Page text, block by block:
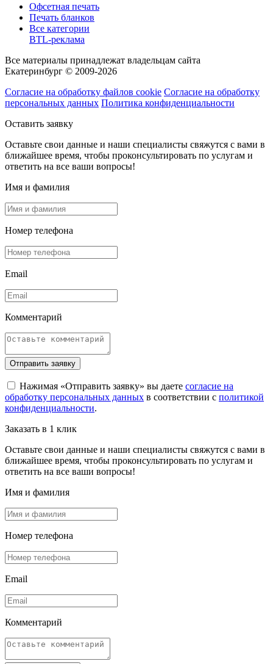
Офсетная печать
Печать бланков
Все категории
BTL-реклама
Все материалы принадлежат владельцам сайта
Екатеринбург © 2009-2026
Согласие на обработку файлов cookie Согласие на обработку
персональных данных Политика конфиденциальности
Оставить заявку
Оставьте свои данные и наши специалисты свяжутся с вами в
ближайшее время, чтобы проконсультировать по услугам и
ответить на все ваши вопросы!
Имя и фамилия
Номер телефона
Email
Комментарий
Отправить заявку
Нажимая «Отправить заявку» вы даете согласие на
обработку персональных данных в соответствии с политикой
конфиденциальности.
Заказать в 1 клик
Оставьте свои данные и наши специалисты свяжутся с вами в
ближайшее время, чтобы проконсультировать по услугам и
ответить на все ваши вопросы!
Имя и фамилия
Номер телефона
Email
Комментарий